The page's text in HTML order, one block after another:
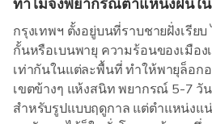
ทำไมจึงพยากรณ์ตำแหน่งฝนใน
กรุงเทพฯ ตั้งอยู่บนที่ราบชายฝั่งเรีย
กั้นหรือเบนพายุ ความร้อนของเมือง
เท่ากันในแต่ละพื้นที่ ทำให้พายุล็อก
เขตข้างๆ แห้งสนิท พยากรณ์ 5-7 วั
สำหรับรูปแบบฤดูกาล แต่ตำแหน่งแ